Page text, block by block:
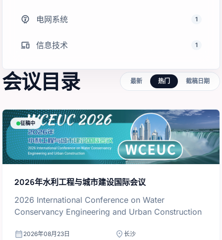
electric_meter 电网系统 1
devices 信息技术 1
会议目录 最新 热门 截稿日期
征稿中
2026年水利工程与城市建设国际会议
2026 International Conference on Water
Conservancy Engineering and Urban Construction
calendar_month 2026年08月23日 location_on 长沙